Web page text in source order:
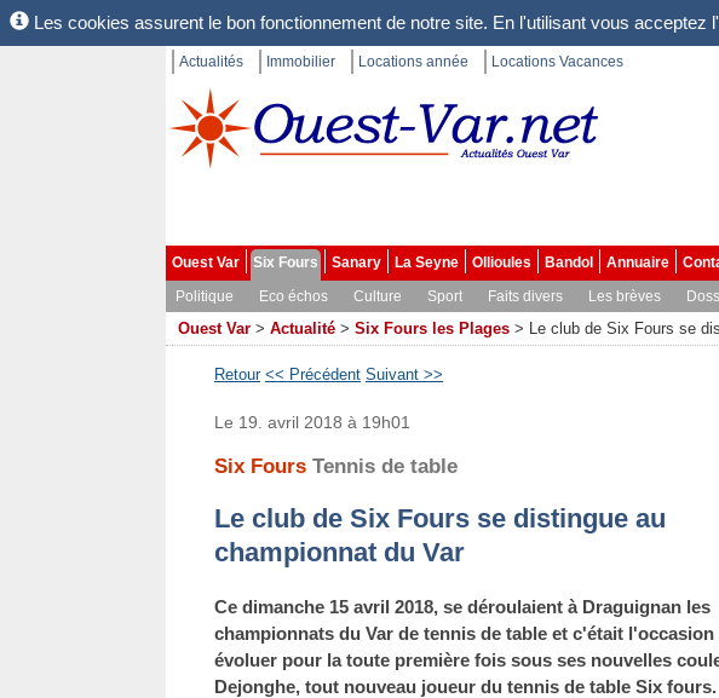
Les cookies assurent le bon fonctionnement de notre site. En l'utilisant vous acceptez
Actualités Immobilier Locations année Locations Vacances
Ouest Var Six Fours Sanary La Seyne Ollioules Bandol Annuaire
Politique
Eco échos Culture Sport Faits divers Les brèves
Ouest Var > Actualité > Six Fours les Plages > Le club de Six Fours se
Retour << Précédent Suivant >>
Le 19. avril 2018 à 19h01
Six Fours Tennis de table
Le club de Six Fours se distingue au
championnat du Var
Ce dimanche 15 avril 2018, se déroulaient à Draguignan les
championnats du Var de tennis de table et c'était
évoluer pour la toute première fois sous ses nouvelles
Dejonghe, tout nouveau joueur du tennis de table Six fours.